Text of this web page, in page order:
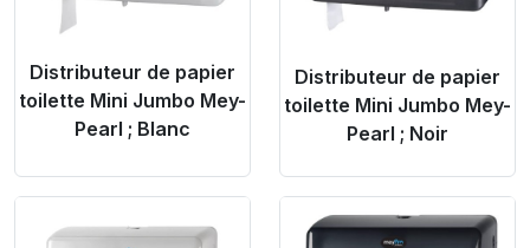
Distributeur de papier
toilette Mini Jumbo Mey-
Pearl ; Blanc
Distributeur de papier
toilette Mini Jumbo Mey-
Pearl ; Noir
Product Link Product Link